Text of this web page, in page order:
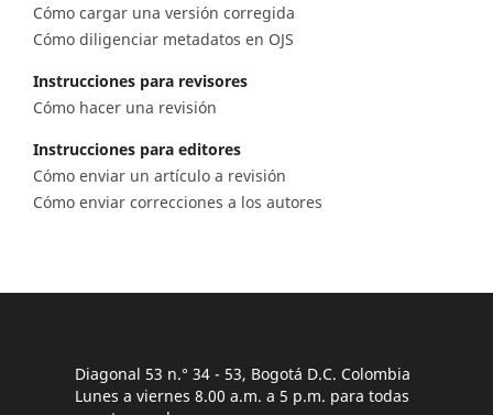
Cómo cargar una versión corregida
Cómo diligenciar metadatos en OJS
Instrucciones para revisores
Cómo hacer una revisión
Instrucciones para editores
Cómo enviar un artículo a revisión
Cómo enviar correcciones a los autores
Diagonal 53 n.° 34 - 53, Bogotá D.C. Colombia
Lunes a viernes 8.00 a.m. a 5 p.m. para todas